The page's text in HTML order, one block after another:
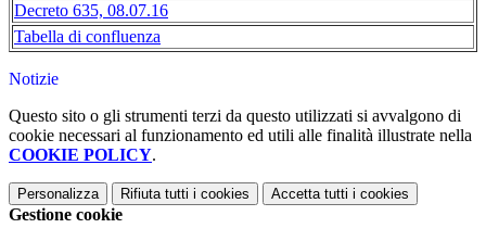
Decreto 635, 08.07.16
Tabella di confluenza
Notizie
Questo sito o gli strumenti terzi da questo utilizzati si avvalgono di
cookie necessari al funzionamento ed utili alle finalità illustrate nella
COOKIE POLICY.
Personalizza Rifiuta tutti i cookies Accetta tutti i cookies
Gestione cookie